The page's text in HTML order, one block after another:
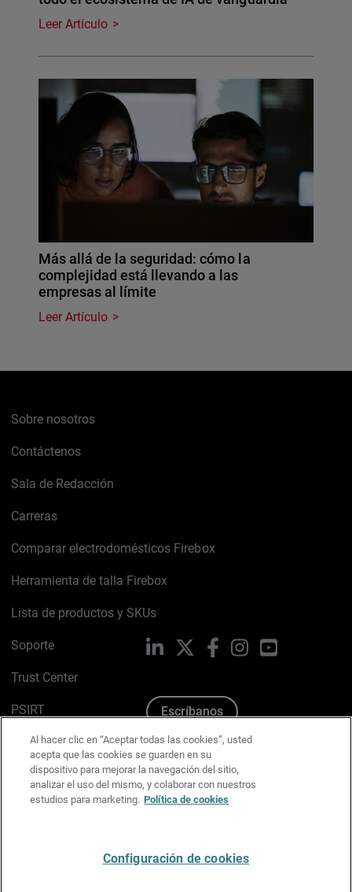
Leer Artículo
Más allá de la seguridad: cómo la
complejidad está llevando a las
empresas al límite
Leer Artículo
Sobre nosotros
Contáctenos
Sala de Redacción
Carreras
Comparar electrodomésticos Firebox
Herramienta de talla Firebox
Lista de productos y SKUs
Soporte
Trust Center
PSIRT
Política de cookies
Política de privacidad
Kit de medios y marca
LinkedIn FacebookInstagramYouTube
Escríbanos
Al hacer clic en “Aceptar todas las cookies”, usted
acepta que las cookies se guarden en su
dispositivo para mejorar la navegación del sitio,
analizar el uso del mismo, y colaborar con nuestros
estudios para marketing. Política de cookies
Configuración de cookies